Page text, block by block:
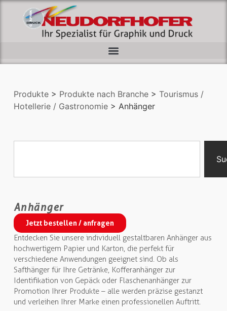
Produkte> Produkte nach Branche> Tourismus /
Hotellerie / Gastronomie> Anhänger
Anhänger
Jetzt bestellen / anfragen
Entdecken Sie unsere individuell gestaltbaren Anhänger aus
hochwertigem Papier und Karton, die perfekt für
verschiedene Anwendungen geeignet sind. Ob als
Safthänger für Ihre Getränke, Kofferanhänger zur
Identifikation von Gepäck oder Flaschenanhänger zur
Promotion Ihrer Produkte – alle werden präzise gestanzt
und verleihen Ihrer Marke einen professionellen Auftritt.